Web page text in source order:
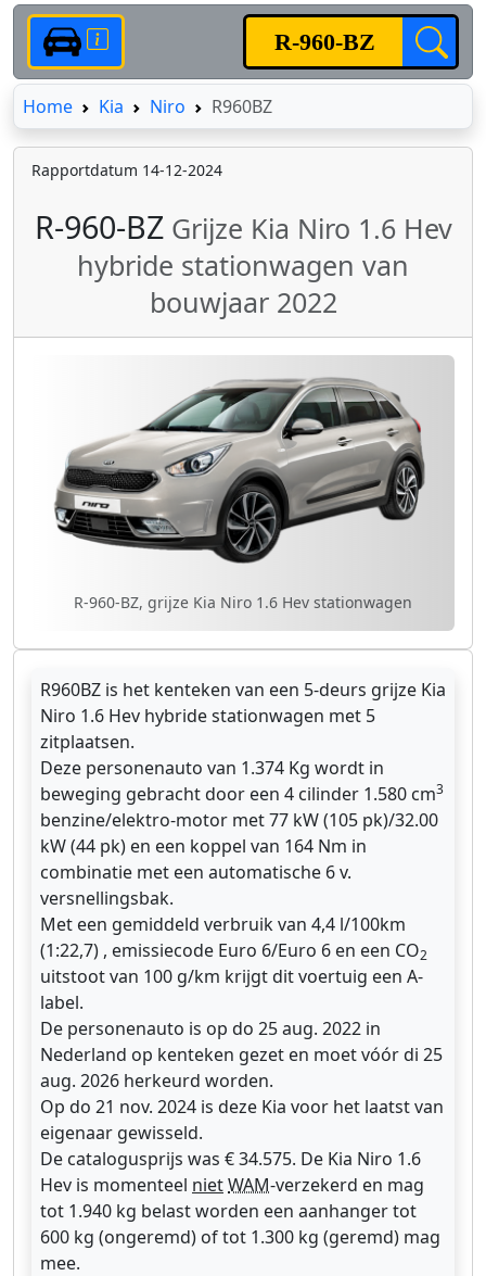
HomeHome
Kia Niro R960BZ
Rapportdatum 14-12-2024
R-960-BZ Grijze Kia Niro 1.6 Hev
hybride stationwagen van
bouwjaar 2022
R-960-BZ, grijze Kia Niro 1.6 Hev stationwagen
R960BZ is het kenteken van een 5-deurs grijze Kia
Niro 1.6 Hev hybride stationwagen met 5
zitplaatsen.
Deze personenauto van 1.374 Kg wordt in
beweging gebracht door een 4 cilinder 1.580 cm3
benzine/elektro-motor met 77 kW (105 pk)/32.00
kW (44 pk) en een koppel van 164 Nm in
combinatie met een automatische 6 v.
versnellingsbak.
Met een gemiddeld verbruik van 4,4 l/100km
(1:22,7) , emissiecode Euro 6/Euro 6 en een CO2
uitstoot van 100 g/km krijgt dit voertuig een A-
label.
De personenauto is op do 25 aug. 2022 in
Nederland op kenteken gezet en moet vóór di 25
aug. 2026 herkeurd worden.
Op do 21 nov. 2024 is deze Kia voor het laatst van
eigenaar gewisseld.
De catalogusprijs was € 34.575. De Kia Niro 1.6
Hev is momenteel nietWAM-verzekerd en mag
tot 1.940 kg belast worden een aanhanger tot
600 kg (ongeremd) of tot 1.300 kg (geremd) mag
mee.